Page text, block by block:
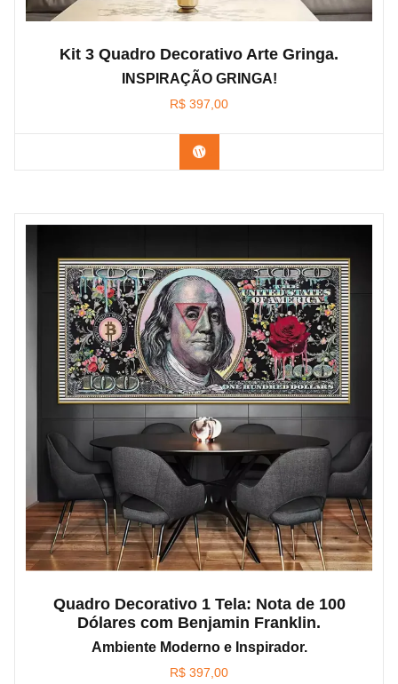
Kit 3 Quadro Decorativo Arte Gringa.
INSPIRAÇÃO GRINGA!
R$ 397,00
Confira os modelos
Quadro Decorativo 1 Tela: Nota de 100
Dólares com Benjamin Franklin.
Ambiente Moderno e Inspirador.
R$ 397,00